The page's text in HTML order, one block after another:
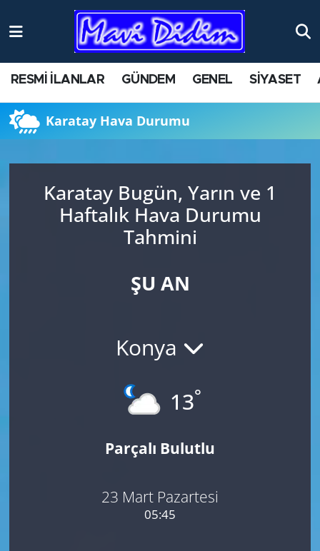
RESMİ İLANLAR GÜNDEM GENEL SİYASET
Karatay Hava Durumu
Karatay Bugün, Yarın ve 1
Haftalık Hava Durumu
Tahmini
ŞU AN
Konya
13°
Parçalı Bulutlu
23 Mart Pazartesi
05:45
ANTİK YERLER
AYDIN
BİLİM VE TEKNOLOJİ
ÇEVRE
HABERDE İNSAN
KÜLTÜR SANAT
Nöbetçi Eczaneler
Namaz Vakitleri
Trafik Durumu
Süper Lig Puan Durumu ve Fikstür
Tüm Manşetler